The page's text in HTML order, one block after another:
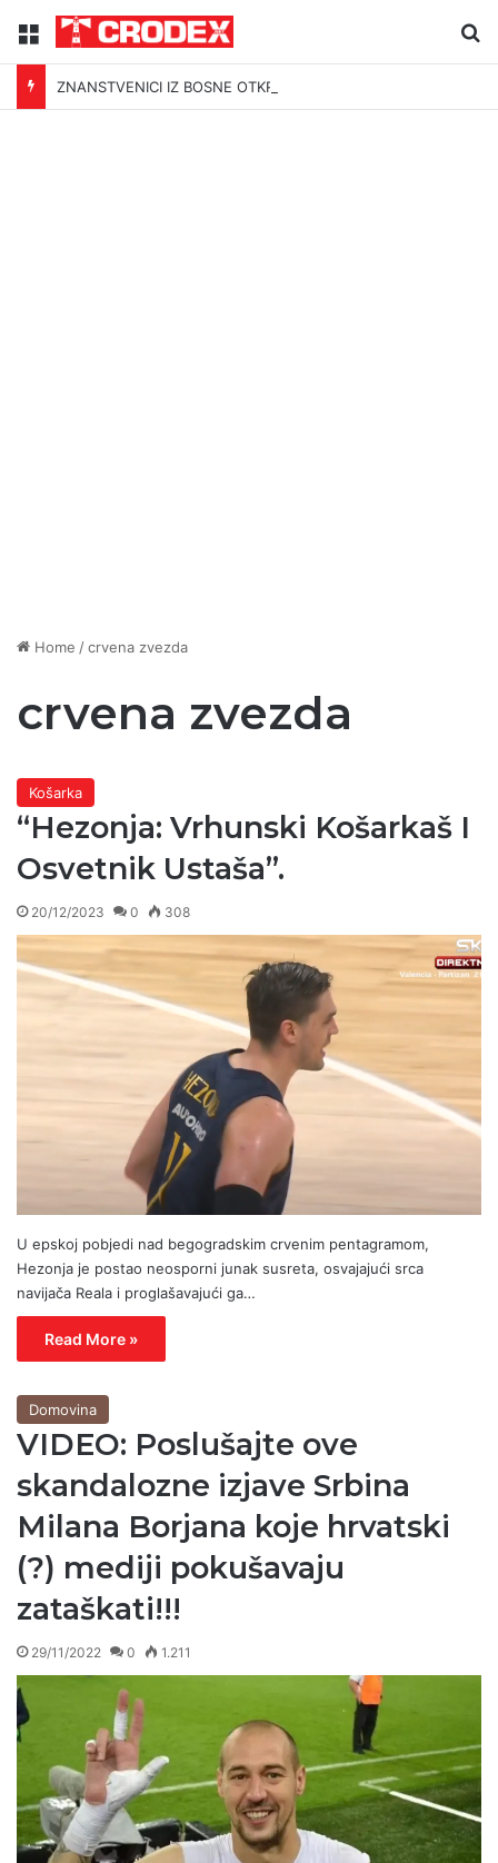
Menu
ZNANSTVENICI IZ BOSNE OTKRILI NACIZAM U – BOSNI!
Home /crvena zvezda
crvena zvezda
Košarka
“Hezonja: Vrhunski Košarkaš I
Osvetnik Ustaša”.
20/12/2023 0 308
U epskoj pobjedi nad begogradskim crvenim pentagramom,
Hezonja je postao neosporni junak susreta, osvajajući srca
navijača Reala i proglašavajući ga…
Read More »
Domovina
VIDEO: Poslušajte ove
skandalozne izjave Srbina
Milana Borjana koje hrvatski
(?) mediji pokušavaju
zataškati!!!
29/11/2022 0 1.211